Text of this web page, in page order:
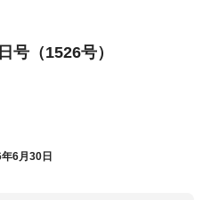
（1526号）
6月30日